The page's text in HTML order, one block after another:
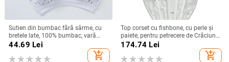
Sutien din bumbac fără sârme, cu
bretele late, 100% bumbac, vară
2024, stil minimalist de bază
44.69 Lei
add_shopping_cart
Top corset cu fishbone, cu perle și
paiete, pentru petrecere de Crăciun
și Anul Nou
174.74 Lei
add_shopping_cart